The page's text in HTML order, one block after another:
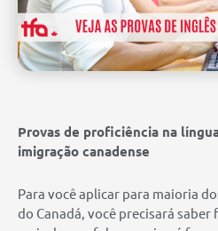
Provas de proficiência na
imigração canadense
Para você aplicar para maioria
do Canadá, você precisará saber